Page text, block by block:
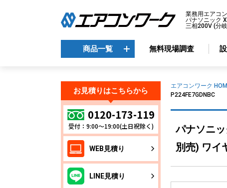
業務用エアコ
パナソニック
三相200V (分
商品一覧
商品一覧
メーカーから選ぶ
ダイキン
三菱電機
日立
東芝
パナソニック
エア
天
天
無料現場調査
エアコンワーク
P224FE7GDNBC
パナソニ
別売) ワイ
お見積りはこちらから
0120-173-119
受付：9:00～19:00(土日祝除く)
WEB見積り
LINE見積り